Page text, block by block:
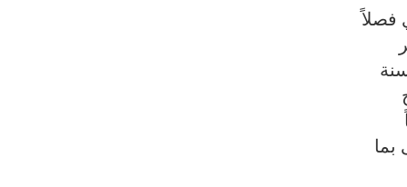
فصلاً
بما